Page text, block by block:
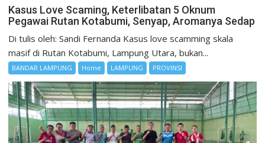
Kasus Love Scaming, Keterlibatan 5 Oknum
Pegawai Rutan Kotabumi, Senyap, Aromanya Sedap
Di tulis oleh: Sandi Fernanda Kasus love scamming skala
masif di Rutan Kotabumi, Lampung Utara, bukan...
BANDAR LAMPUNG Home LAMPUNG PROVINSI